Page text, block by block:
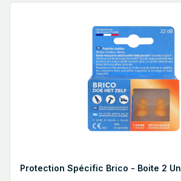
Protection Spécific Brico - Boite 2